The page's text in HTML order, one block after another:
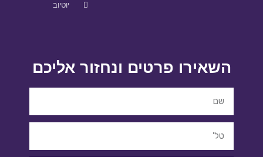
יוטיוב
השאירו פרטים ונחזור אליכם